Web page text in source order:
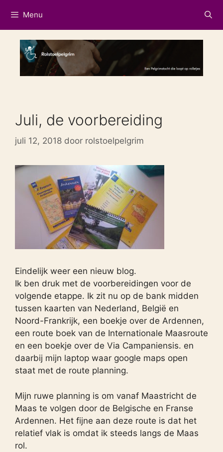
naar
de
inhoud
Menu
Juli, de voorbereiding
juli 12, 2018 door rolstoelpelgrim
Eindelijk weer een nieuw blog.
Ik ben druk met de voorbereidingen voor de
volgende etappe. Ik zit nu op de bank midden
tussen kaarten van Nederland, België en
Noord-Frankrijk, een boekje over de Ardennen,
een route boek van de Internationale Maasroute
en een boekje over de Via Campaniensis. en
daarbij mijn laptop waar google maps open
staat met de route planning.
Mijn ruwe planning is om vanaf Maastricht de
Maas te volgen door de Belgische en Franse
Ardennen. Het fijne aan deze route is dat het
relatief vlak is omdat ik steeds langs de Maas
rol.